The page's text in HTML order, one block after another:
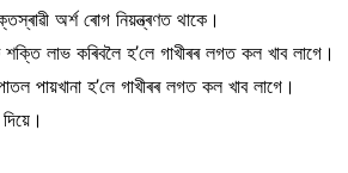
অৰ্শ ৰোগ নিয়ন্ত্ৰণত থাকে।
শক্তি লাভ কৰিবলৈ হ’লে গাখীৰৰ লগত কল খাব লাগে।
পায়খানা হ’লে গাখীৰৰ লগত কল খাব লাগে।